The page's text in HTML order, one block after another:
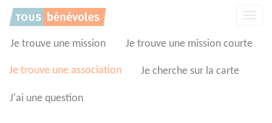
Je trouve une mission Je trouve une mission courte
Je trouve une association Je cherche sur la carte
J'ai une question
Panneau de gestion des cookies